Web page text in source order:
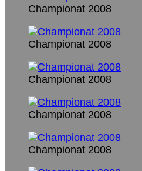
Championat 2008
Championat 2008
Championat 2008
Championat 2008
Championat 2008